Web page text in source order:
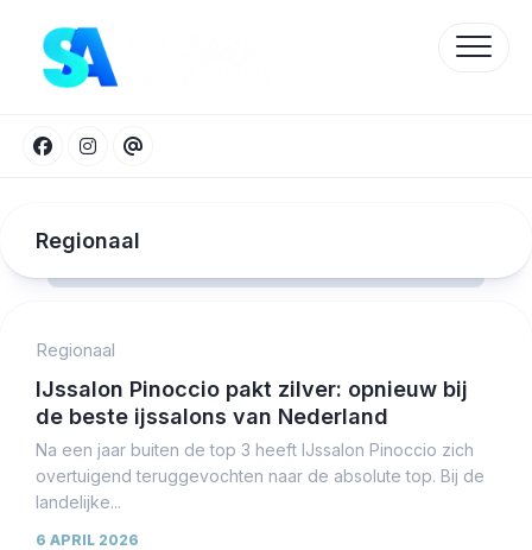
content
Regionaal
Regionaal
IJssalon Pinoccio pakt zilver: opnieuw bij
de beste ijssalons van Nederland
Na een jaar buiten de top 3 heeft IJssalon Pinoccio zich
overtuigend teruggevochten naar de absolute top. Bij de
landelijke...
6 APRIL 2026
Protected by WP Anti-Hacker